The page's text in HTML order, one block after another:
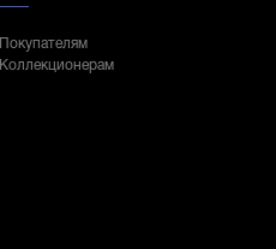
Покупателям
Коллекционерам